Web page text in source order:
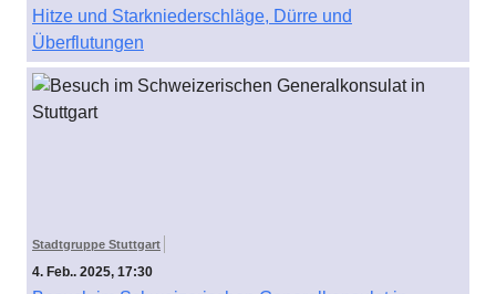
Hitze und Starkniederschläge, Dürre und
Überflutungen
Stadtgruppe Stuttgart
4. Feb.. 2025, 17:30